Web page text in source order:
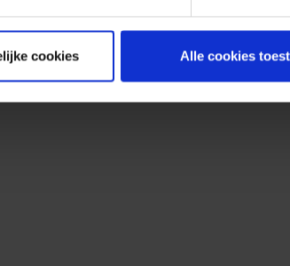
cookies Alle cookies